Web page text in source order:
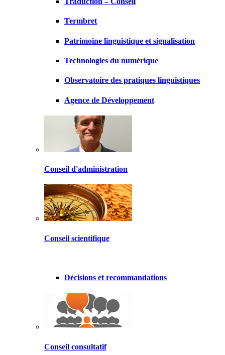
Termbret
Patrimoine linguistique et signalisation
Technologies du numérique
Observatoire des pratiques linguistiques
Agence de Développement
Conseil d'administration
Conseil scientifique
Décisions et recommandations
Conseil consultatif